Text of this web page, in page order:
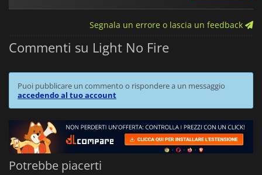
Segnala un errore o lascia un feedback
Commenti su Light No Fire
Puoi pubblicare un commento o rispondere a un messaggio
accedendo al tuo account
Potrebbe piacerti